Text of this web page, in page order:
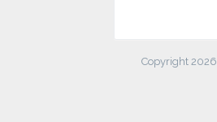
Copyright 2026